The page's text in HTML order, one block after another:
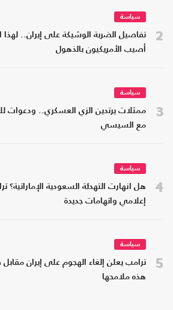
2
سياسة
تفاصيل الضربة الوشيكة على إيران..
أصيب الأمريكيون بالذهول
3
سياسة
ممثلات يرتدين الزي العسكري.. ودعوات
مع السيسي
4
سياسة
هل انهارت التهدئة السعودية الإماراتية؟
إعلامي واتهامات جديدة
5
سياسة
ترامب يعلن إلغاء الهجوم على إيران
هذه ملامحها